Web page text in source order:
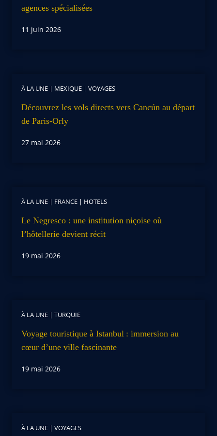
agences spécialisées
11 juin 2026
À LA UNE | MEXIQUE | VOYAGES
Découvrez les vols directs vers Cancún au départ
de Paris-Orly
27 mai 2026
À LA UNE | FRANCE | HOTELS
Le Negresco : une institution niçoise où
l’hôtellerie devient récit
19 mai 2026
À LA UNE | TURQUIE
Voyage touristique à Istanbul : immersion au
cœur d’une ville fascinante
19 mai 2026
À LA UNE | VOYAGES